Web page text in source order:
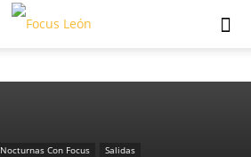
Nocturnas Con Focus Salidas